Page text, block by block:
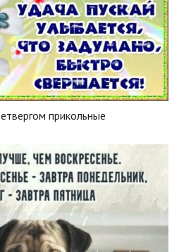
прикольные